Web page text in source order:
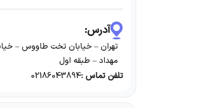
آدرس:
تهران – خیابان تخت طاووس –
مهداد – طبقه اول
تلفن تماس :02186043894